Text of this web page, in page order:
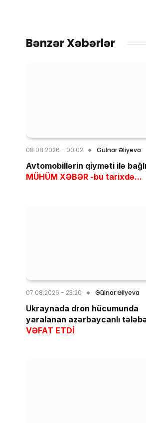
Bənzər Xəbərlər
08.08.2026 - 00:02 Gülnar Əliyeva
Avtomobillərin qiyməti ilə bağlı
MÜHÜM XƏBƏR -bu tarixdə...
07.08.2026 - 23:20 Gülnar Əliyeva
Ukraynada dron hücumunda
yaralanan azərbaycanlı
VƏFAT ETDİ